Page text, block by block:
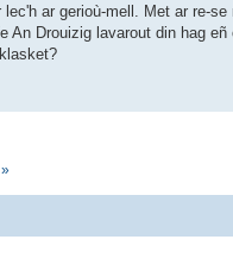
ar gerioù-mell. Met ar re-se
An Drouizig lavarout din hag